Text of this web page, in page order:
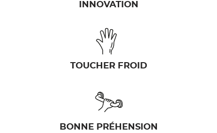
INNOVATION
TOUCHER FROID
BONNE PRÉHENSION